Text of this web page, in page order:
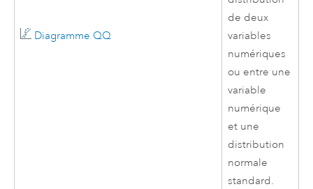
Diagramme QQ
de deux
variables
numériques
ou entre une
variable
numérique
et une
distribution
normale
standard.